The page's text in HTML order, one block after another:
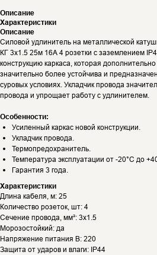
Описание
Характеристики
Описание
Силовой удлинитель на металлической
КГ 3x1.5 25м 16А 4 розетки с заземлением
конструкцию каркаса, которая
значительно более устойчива и
суровых условиях. Укладчик провода
провода и упрощает работу с удлинителем.
Особенности:
Усиленный каркас новой конструкции.
Укладчик провода.
Термопредохранитель.
Температура эксплуатации от -20°С до
Гарантия 3 года.
Характеристики
Длина кабеля, м: 25
Количество розеток, шт: 4
Сечение провода, мм²: 3х1.5
Морозостойкий: да
Напряжение питания В: 220
Защита от ударов и влаги: IP44